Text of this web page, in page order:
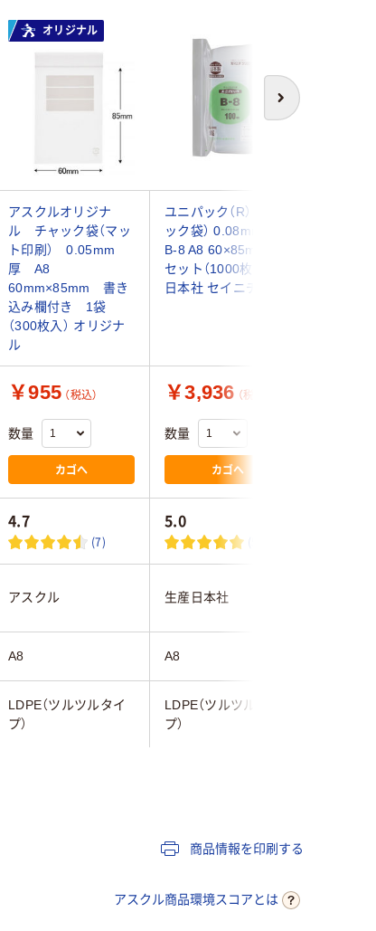
次へ
オリジナル
アスクルオリジナ
ル チャック袋（マッ
ト印刷） 0.05mm
厚 A8
60mm×85mm 書き
込み欄付き 1袋
（300枚入） オリジナ
ル
ユニパック（R）（チャ
ック袋） 0.08mm厚
B-8 A8 60×85mm 1
セット（1000枚） 生産
日本社 セイニチ
￥955 （税込）
数量
カゴへ
￥3,936 （税込）
数量
カゴへ
4.7
(7)
5.0
(5)
アスクル 生産日本社
A8 A8
LDPE（ツルツルタイ
プ）
LDPE（ツルツルタイ
プ）
商品情報を印刷する
アスクル商品環境スコアとは